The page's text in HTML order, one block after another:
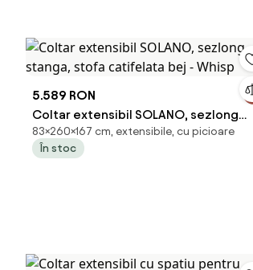
5.589 RON
Coltar extensibil SOLANO, sezlong
stanga, stofa catifelata bej - Whisp
83×260×167 cm, extensibile, cu picioare
În stoc